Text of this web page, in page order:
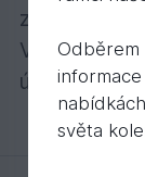
z masivního
Veškeré
účtujeme za
Odběrem
světa